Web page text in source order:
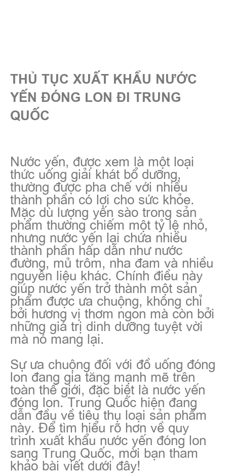
THỦ TỤC XUẤT KHẨU NƯỚC
YẾN ĐÓNG LON ĐI TRUNG
QUỐC
Nước yến, được xem là một loại
thức uống giải khát bổ dưỡng,
thường được pha chế với nhiều
thành phần có lợi cho sức khỏe.
Mặc dù lượng yến sào trong sản
phẩm thường chiếm một tỷ lệ nhỏ,
nhưng nước yến lại chứa nhiều
thành phần hấp dẫn như nước
đường, mủ trôm, nha đam và nhiều
nguyên liệu khác. Chính điều này
giúp nước yến trở thành một sản
phẩm được ưa chuộng, không chỉ
bởi hương vị thơm ngon mà còn bởi
những giá trị dinh dưỡng tuyệt vời
mà nó mang lại.
Sự ưa chuộng đối với đồ uống đóng
lon đang gia tăng mạnh mẽ trên
toàn thế giới, đặc biệt là nước yến
đóng lon. Trung Quốc hiện đang
dẫn đầu về tiêu thụ loại sản phẩm
này. Để tìm hiểu rõ hơn về quy
trình xuất khẩu nước yến đóng lon
sang Trung Quốc, mời bạn tham
khảo bài viết dưới đây!